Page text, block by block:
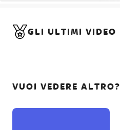
GLI ULTIMI VIDEO
VUOI VEDERE ALTRO?